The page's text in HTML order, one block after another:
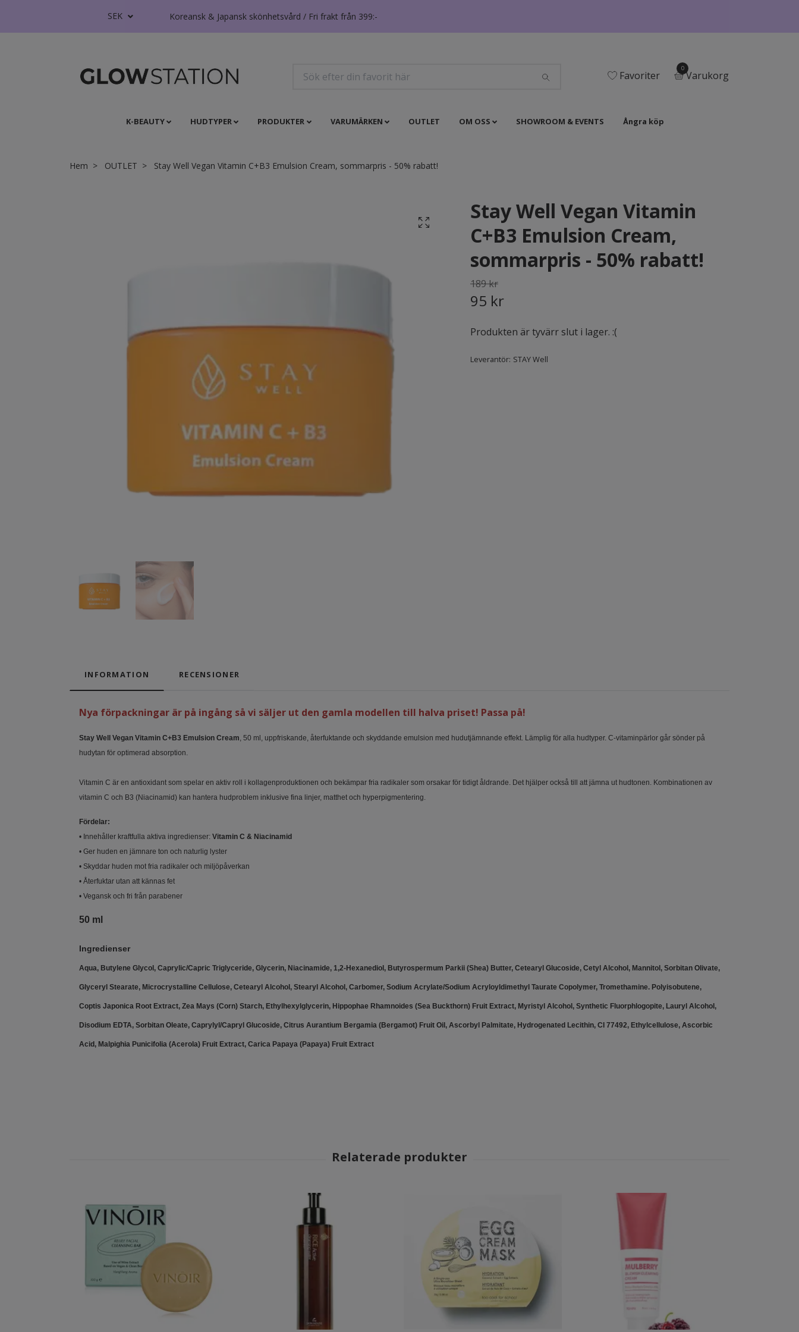
SEK Koreansk & Japansk skönhetsvård / Fri frakt från 399:-
Favoriter
0
Varukorg
K-BEAUTY HUDTYPER PRODUKTER VARUMÄRKEN OUTLET OM OSS SHOWROOM & EVENTS Ångra köp
Hem OUTLET Stay Well Vegan Vitamin C+B3 Emulsion Cream, sommarpris - 50% rabatt!
Stay Well Vegan Vitamin
C+B3 Emulsion Cream,
sommarpris - 50% rabatt!
189 kr
95 kr
Produkten är tyvärr slut i lager. :(
Leverantör: STAY Well
INFORMATION RECENSIONER
Nya förpackningar är på ingång så vi säljer ut den gamla modellen till halva priset! Passa på!
Stay Well Vegan Vitamin C+B3 Emulsion Cream, 50 ml, uppfriskande, återfuktande och skyddande emulsion med hudutjämnande effekt. Lämplig för alla hudtyper. C-vitaminpärlor går sönder på
hudytan för optimerad absorption.
Vitamin C är en antioxidant som spelar en aktiv roll i kollagenproduktionen och bekämpar fria radikaler som orsakar för tidigt åldrande. Det hjälper också till att jämna ut hudtonen. Kombinationen av
vitamin C och B3 (Niacinamid) kan hantera hudproblem inklusive fina linjer, matthet och hyperpigmentering.
Fördelar:
• Innehåller kraftfulla aktiva ingredienser: Vitamin C & Niacinamid
• Ger huden en jämnare ton och naturlig lyster
• Skyddar huden mot fria radikaler och miljöpåverkan
• Återfuktar utan att kännas fet
• Vegansk och fri från parabener
50 ml
Ingredienser
Aqua, Butylene Glycol, Caprylic/Capric Triglyceride, Glycerin, Niacinamide, 1,2-Hexanediol, Butyrospermum Parkii (Shea) Butter, Cetearyl Glucoside, Cetyl Alcohol, Mannitol, Sorbitan Olivate,
Glyceryl Stearate, Microcrystalline Cellulose, Cetearyl Alcohol, Stearyl Alcohol, Carbomer, Sodium Acrylate/Sodium Acryloyldimethyl Taurate Copolymer, Tromethamine. Polyisobutene,
Coptis Japonica Root Extract, Zea Mays (Corn) Starch, Ethylhexylglycerin, Hippophae Rhamnoides (Sea Buckthorn) Fruit Extract, Myristyl Alcohol, Synthetic Fluorphlogopite, Lauryl Alcohol,
Disodium EDTA, Sorbitan Oleate, Caprylyl/Capryl Glucoside, Citrus Aurantium Bergamia (Bergamot) Fruit Oil, Ascorbyl Palmitate, Hydrogenated Lecithin, CI 77492, Ethylcellulose, Ascorbic
Acid, Malpighia Punicifolia (Acerola) Fruit Extract, Carica Papaya (Papaya) Fruit Extract